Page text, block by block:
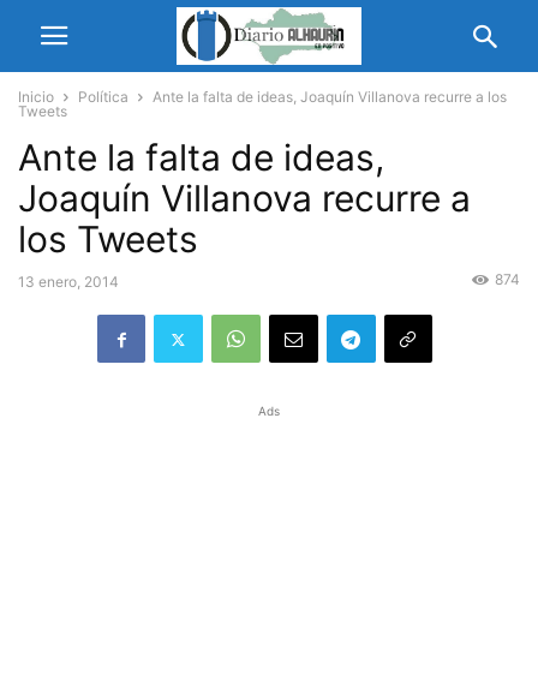
Inicio Política
Ante la falta de ideas, Joaquín Villanova recurre a los
Tweets
Ante la falta de ideas,
Joaquín Villanova recurre a
los Tweets
13 enero, 2014 874
Ads